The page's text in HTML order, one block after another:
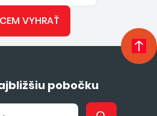
VYHRAŤ
pobočku